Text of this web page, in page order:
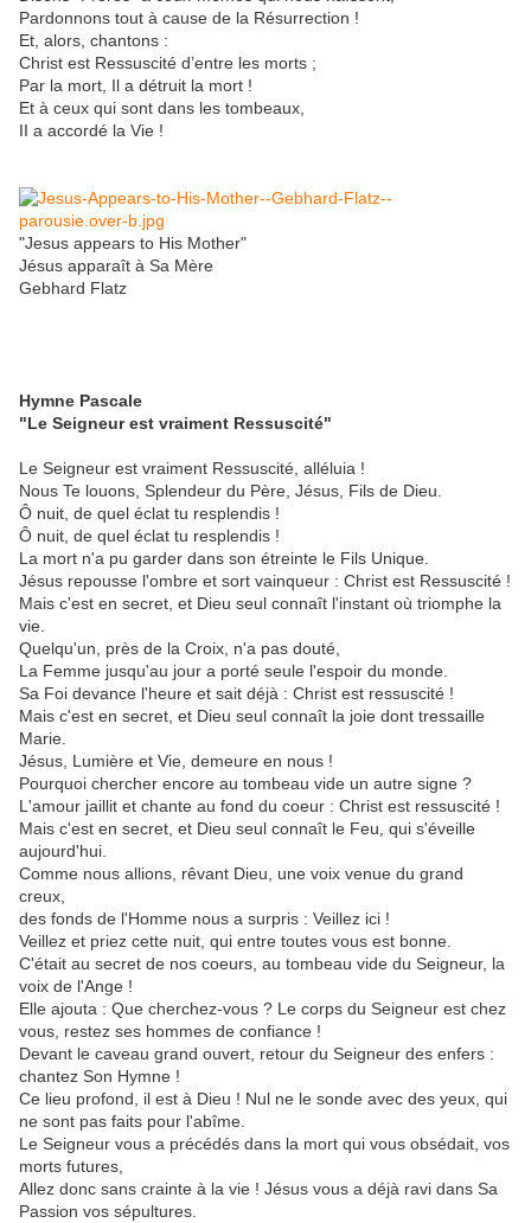
Pardonnons tout à cause de la Résurrection !
Et, alors, chantons :
Christ est Ressuscité d’entre les morts ;
Par la mort, Il a détruit la mort !
Et à ceux qui sont dans les tombeaux,
II a accordé la Vie !
"Jesus appears to His Mother"
Jésus apparaît à Sa Mère
Gebhard Flatz
Hymne Pascale
"Le Seigneur est vraiment Ressuscité"
Le Seigneur est vraiment Ressuscité, alléluia !
Nous Te louons, Splendeur du Père, Jésus, Fils de Dieu.
Ô nuit, de quel éclat tu resplendis !
Ô nuit, de quel éclat tu resplendis !
La mort n'a pu garder dans son étreinte le Fils Unique.
Jésus repousse l'ombre et sort vainqueur : Christ est Ressuscité !
Mais c'est en secret, et Dieu seul connaît l'instant où triomphe la
vie.
Quelqu'un, près de la Croix, n'a pas douté,
La Femme jusqu'au jour a porté seule l'espoir du monde.
Sa Foi devance l'heure et sait déjà : Christ est ressuscité !
Mais c'est en secret, et Dieu seul connaît la joie dont tressaille
Marie.
Jésus, Lumière et Vie, demeure en nous !
Pourquoi chercher encore au tombeau vide un autre signe ?
L'amour jaillit et chante au fond du coeur : Christ est ressuscité !
Mais c'est en secret, et Dieu seul connaît le Feu, qui s'éveille
aujourd'hui.
Comme nous allions, rêvant Dieu, une voix venue du grand
creux,
des fonds de l'Homme nous a surpris : Veillez ici !
Veillez et priez cette nuit, qui entre toutes vous est bonne.
C'était au secret de nos coeurs, au tombeau vide du Seigneur, la
voix de l'Ange !
Elle ajouta : Que cherchez-vous ? Le corps du Seigneur est chez
vous, restez ses hommes de confiance !
Devant le caveau grand ouvert, retour du Seigneur des enfers :
chantez Son Hymne !
Ce lieu profond, il est à Dieu ! Nul ne le sonde avec des yeux, qui
ne sont pas faits pour l'abîme.
Le Seigneur vous a précédés dans la mort qui vous obsédait, vos
morts futures,
Allez donc sans crainte à la vie ! Jésus vous a déjà ravi dans Sa
Passion vos sépultures.